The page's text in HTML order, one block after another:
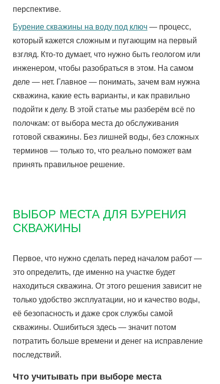
перспективе.
Бурение скважины на воду под ключ — процесс,
который кажется сложным и пугающим на первый
взгляд. Кто-то думает, что нужно быть геологом или
инженером, чтобы разобраться в этом. На самом
деле — нет. Главное — понимать, зачем вам нужна
скважина, какие есть варианты, и как правильно
подойти к делу. В этой статье мы разберём всё по
полочкам: от выбора места до обслуживания
готовой скважины. Без лишней воды, без сложных
терминов — только то, что реально поможет вам
принять правильное решение.
ВЫБОР МЕСТА ДЛЯ БУРЕНИЯ
СКВАЖИНЫ
Первое, что нужно сделать перед началом работ —
это определить, где именно на участке будет
находиться скважина. От этого решения зависит не
только удобство эксплуатации, но и качество воды,
её безопасность и даже срок службы самой
скважины. Ошибиться здесь — значит потом
потратить больше времени и денег на исправление
последствий.
Что учитывать при выборе места